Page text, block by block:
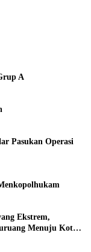
A
Pasukan Operasi
Ekstrem,
Menuju Koto